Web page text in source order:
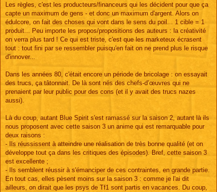
s
a
g
Les règles, c'est les producteurs/financeurs qui les décident pour que ça
capte un maximum de gens - et donc un maximum d'argent. Alors on
édulcore, on fait des choses qui vont dans le sens du poil... 1 cible = 1
produit... Peu importe les propos/propositions des auteurs : la créativité
on verra plus tard ! Ce qui est triste, c'est que les marketeux écrasent
tout : tout fini par se ressembler puisqu'en fait on ne prend plus le risque
d'innover...
Dans les années 80, c'était encore un période de bricolage : on essayait
des trucs, ça tâtonnait. De là sont nés des chefs-d’œuvres qui ne
prenaient par leur public pour des cons (et il y avait des trucs nazes
aussi).
Là du coup, autant Blue Spirit s'est ramassé sur la saison 2, autant là ils
nous proposent avec cette saison 3 un anime qui est remarquable pour
deux raisons :
- Ils réussissent à atteindre une réalisation de très bonne qualité (et on
développe tout ça dans les critiques des épisodes). Bref, cette saison 3
est excellente ;
- Ils semblent réussir à s'émanciper de ces contraintes, en grande partie.
En tout cas, elles pèsent moins sur la saison 3 : comme je l'ai dit
ailleurs, on dirait que les psys de Tf1 sont partis en vacances. Du coup,